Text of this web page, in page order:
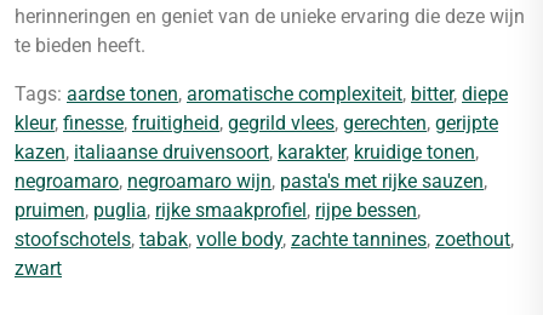
herinneringen en geniet van de unieke ervaring die deze wijn
te bieden heeft.
Tags: aardse tonen, aromatische complexiteit, bitter, diepe
kleur, finesse, fruitigheid, gegrild vlees, gerechten, gerijpte
kazen, italiaanse druivensoort, karakter, kruidige tonen,
negroamaro, negroamaro wijn, pasta's met rijke sauzen,
pruimen, puglia, rijke smaakprofiel, rijpe bessen,
stoofschotels, tabak, volle body, zachte tannines, zoethout,
zwart